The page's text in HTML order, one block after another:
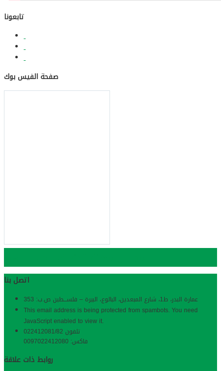
تابعونا
صفحة الفيس بوك
اتصل بنا
عمارة البدر، ط1، شارع المبعدین، البالوع، البیرة – فلســـطین ص.ب: 353
This email address is being protected from spambots. You need
JavaScript enabled to view it.
تلفون 022412081/82
فاكس: 0097022412080
روابط ذات علاقة